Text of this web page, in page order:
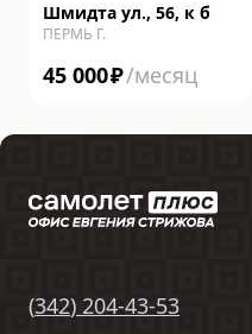
Шмидта ул., 56, к б
ПЕРМЬ Г.
45 000₽/месяц
(342) 204-43-53